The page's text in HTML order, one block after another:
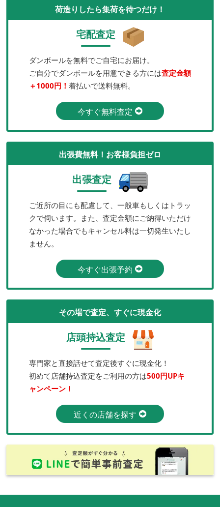
荷造りしたら集荷を待つだけ！
宅配査定
ダンボールを無料でご自宅にお届け。
ご自分でダンボールを用意できる方には査定金額
＋1000円！ 着払いで送料無料。
今すぐ無料査定
出張費無料！お客様負担ゼロ
出張査定
ご近所の目にも配慮して、一般車もしくはトラッ
クで伺います。また、査定金額にご納得いただけ
なかった場合でもキャンセル料は一切発生いたし
ません。
今すぐ出張予約
その場で査定、すぐに現金化
店頭持込査定
専門家と直接話せて査定後すぐに現金化！
初めて店舗持込査定をご利用の方は500円UPキ
ャンペーン！
近くの店舗を探す